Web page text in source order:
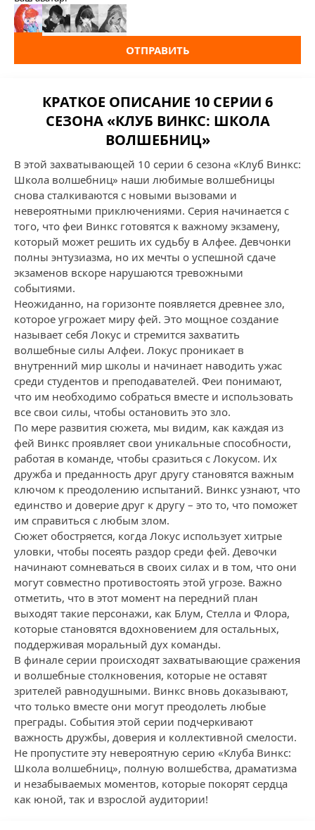
ОТПРАВИТЬ
КРАТКОЕ ОПИСАНИЕ 10 СЕРИИ 6
СЕЗОНА «КЛУБ ВИНКС: ШКОЛА
ВОЛШЕБНИЦ»
В этой захватывающей 10 серии 6 сезона «Клуб Винкс:
Школа волшебниц» наши любимые волшебницы
снова сталкиваются с новыми вызовами и
невероятными приключениями. Серия начинается с
того, что феи Винкс готовятся к важному экзамену,
который может решить их судьбу в Алфее. Девчонки
полны энтузиазма, но их мечты о успешной сдаче
экзаменов вскоре нарушаются тревожными
событиями.
Неожиданно, на горизонте появляется древнее зло,
которое угрожает миру фей. Это мощное создание
называет себя Локус и стремится захватить
волшебные силы Алфеи. Локус проникает в
внутренний мир школы и начинает наводить ужас
среди студентов и преподавателей. Феи понимают,
что им необходимо собраться вместе и использовать
все свои силы, чтобы остановить это зло.
По мере развития сюжета, мы видим, как каждая из
фей Винкс проявляет свои уникальные способности,
работая в команде, чтобы сразиться с Локусом. Их
дружба и преданность друг другу становятся важным
ключом к преодолению испытаний. Винкс узнают, что
единство и доверие друг к другу – это то, что поможет
им справиться с любым злом.
Сюжет обостряется, когда Локус использует хитрые
уловки, чтобы посеять раздор среди фей. Девочки
начинают сомневаться в своих силах и в том, что они
могут совместно противостоять этой угрозе. Важно
отметить, что в этот момент на передний план
выходят такие персонажи, как Блум, Стелла и Флора,
которые становятся вдохновением для остальных,
поддерживая моральный дух команды.
В финале серии происходят захватывающие сражения
и волшебные столкновения, которые не оставят
зрителей равнодушными. Винкс вновь доказывают,
что только вместе они могут преодолеть любые
преграды. События этой серии подчеркивают
важность дружбы, доверия и коллективной смелости.
Не пропустите эту невероятную серию «Клуба Винкс:
Школа волшебниц», полную волшебства, драматизма
и незабываемых моментов, которые покорят сердца
как юной, так и взрослой аудитории!